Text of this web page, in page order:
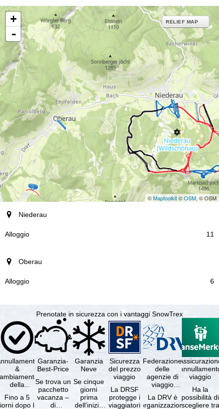
+
-
RELIEF MAP
©Maptoolkit©OSM, © OSM
località
Alloggio
Niederau
11
Oberau
6
Prenotate in sicurezza con i vantaggi SnowTrex
&
della
gratuiti
Fino a 5
dopo la
Garanzia-
Best-Price
Se trova un
pacchetto
vacanza –
di
Garanzia
Neve
Se cinque
giorni
prima
dell'inizio
Sicurezza
del prezzo
viaggio
La DRSF
protegge i
viaggiatori
Federazione
delle
agenzie di
viaggio
La DRV è
l'organizzazione
viaggio
Ha la
possibilità di
scegliere tra